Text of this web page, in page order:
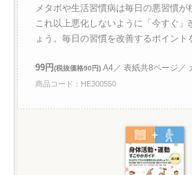
メタボや生活習慣病は毎日の悪習慣が
これ以上悪化しないように「今すぐ」
ょう。毎日の習慣を改善するポイント
99円(税抜価格90円) A4／ 表紙共8ページ／
商品コード：HE300550